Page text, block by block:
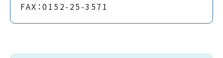
FAX：0152-25-3571